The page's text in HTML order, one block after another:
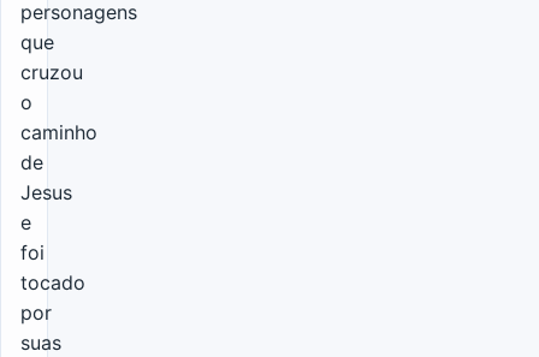
personagens
que
cruzou
o
caminho
de
Jesus
e
foi
tocado
por
suas